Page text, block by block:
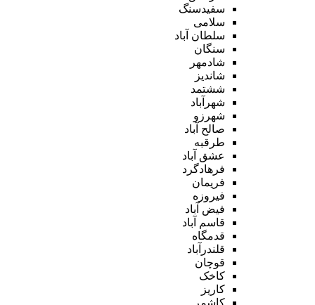
سفیدسنگ
سلامی
سلطان آباد
سنگان
شادمهر
شاندیز
ششتمد
شهرآباد
شهرزو
صالح آباد
طرقبه
عشق آباد
فرهادگرد
فریمان
فیروزه
فیض آباد
قاسم آباد
قدمگاه
قلندرآباد
قوچان
کاخک
کاریز
کاشمر